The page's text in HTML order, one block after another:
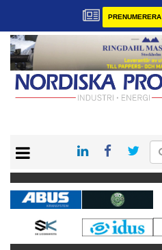
PRENUMERERA
KONTAKT
VÅRA ANDRA MAGASIN
PRENUMERERA
ANNONSERA